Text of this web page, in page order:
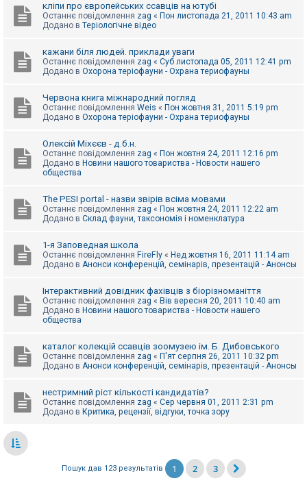
кліпи про європейських ссавців на ютубі
Останнє повідомлення zag « Пон листопада 21, 2011 10:43 am
Додано в Теріологічне відео
кажани біля людей. приклади уваги
Останнє повідомлення zag « Суб листопада 05, 2011 12:41 pm
Додано в Охорона теріофауни - Охрана териофауны
Червона книга міжнародний погляд
Останнє повідомлення Weis « Пон жовтня 31, 2011 5:19 pm
Додано в Охорона теріофауни - Охрана териофауны
Олексій Міхєєв - д.б.н.
Останнє повідомлення zag « Пон жовтня 24, 2011 12:16 pm
Додано в Новини нашого товариства - Новости нашего
общества
The PESI portal - назви звірів всіма мовами
Останнє повідомлення zag « Пон жовтня 24, 2011 12:22 am
Додано в Склад фауни, таксономія і номенклатура
1-я Заповедная школа
Останнє повідомлення FireFly « Нед жовтня 16, 2011 11:14 am
Додано в Анонси конференцій, семінарів, презентацій - Анонсы
Інтерактивний довідник фахівців з біорізноманіття
Останнє повідомлення zag « Вів вересня 20, 2011 10:40 am
Додано в Новини нашого товариства - Новости нашего
общества
каталог колекцій ссавців зоомузею ім. Б. Дибовського
Останнє повідомлення zag « П'ят серпня 26, 2011 10:32 pm
Додано в Анонси конференцій, семінарів, презентацій - Анонсы
нестримний ріст кількості кандидатів?
Останнє повідомлення zag « Сер червня 01, 2011 2:31 pm
Додано в Критика, рецензії, відгуки, точка зору
Пошук дав 123 результатів 1 2 3